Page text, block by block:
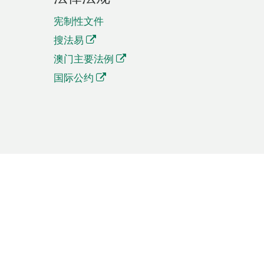
宪制性文件
搜法易
澳门主要法例
国际公约